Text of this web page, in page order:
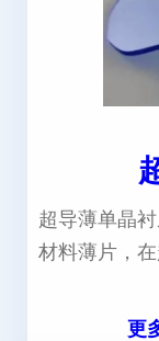
超导薄单晶
材料薄片，
更